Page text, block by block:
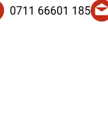
0711 66601 185